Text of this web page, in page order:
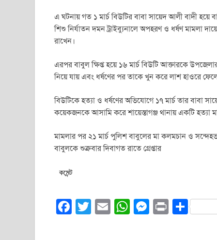
এ ঘটনায় গত ১ মার্চ বিউটির বাবা সায়েদ আলী বাদী হয়ে
শিশু নির্যাতন দমন ট্রাইব্যুনালে অপহরণ ও ধর্ষণ মামলা
রাখেন।
এরপর বাবুল ক্ষিপ্ত হয়ে ১৬ মার্চ বিউটি আক্তারকে
নিয়ে যায় এবং ধর্ষণের পর তাকে খুন করে লাশ হাওরে
বিউটিকে হত্যা ও ধর্ষণের অভিযোগে ১৭ মার্চ তার বাবা
কয়েকজনকে আসামি করে শায়েস্তাগঞ্জ থানায় একটি হত্যা
মামলার পর ২১ মার্চ পুলিশ বাবুলের মা কলমচান ও
বাবুলকে শুক্রবার দিবাগত রাতে গ্রেপ্তার
কমেন্ট
F
T
E
W M Pr S